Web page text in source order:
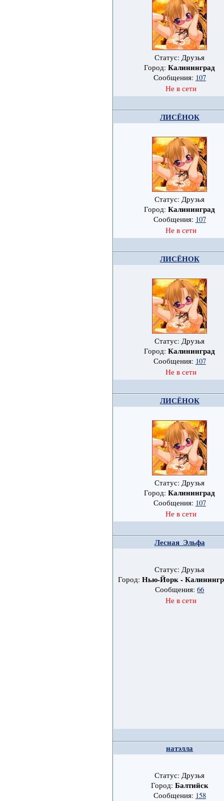
Статус: Друзья
Город:Калининград
Сообщения: 107
Не в сети
ЛИСЁНОК
Статус: Друзья
Город:Калининград
Сообщения: 107
Не в сети
ЛИСЁНОК
Статус: Друзья
Город:Калининград
Сообщения: 107
Не в сети
ЛИСЁНОК
Статус: Друзья
Город:Калининград
Сообщения: 107
Не в сети
Лесная_Эльфа
Статус: Друзья
Город:Нью-Йорк -
Сообщения:66
Не в сети
натэлла
Статус: Друзья
Город: Балтийск
Сообщения: 158